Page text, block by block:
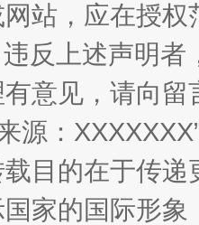
白藏房 除
站，应在授
违反上述声明
意见，请向
源：
目的在于传
家的国际形